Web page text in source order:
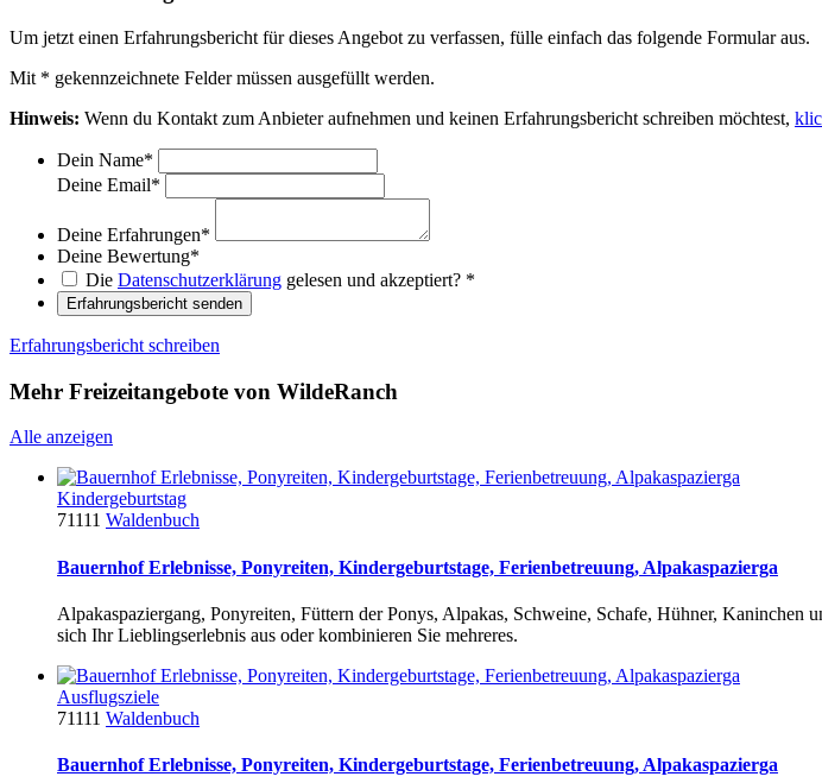
Um jetzt einen Erfahrungsbericht für dieses Angebot zu verfassen, fülle einfach das folgende Formular aus.
Mit * gekennzeichnete Felder müssen ausgefüllt werden.
Hinweis: Wenn du Kontakt zum Anbieter aufnehmen und keinen Erfahrungsbericht schreiben möchtest,
Dein Name*
Deine Email*
Deine Erfahrungen*
Deine Bewertung*
Die Datenschutzerklärung gelesen und akzeptiert? *
Erfahrungsbericht senden
Erfahrungsbericht schreiben
Mehr Freizeitangebote von WildeRanch
Alle anzeigen
Kindergeburtstag
71111 Waldenbuch
Bauernhof Erlebnisse, Ponyreiten, Kindergeburtstage, Ferienbetreuung, Alpakaspazierga
Alpakaspaziergang, Ponyreiten, Füttern der Ponys, Alpakas, Schweine, Schafe, Hühner,
sich Ihr Lieblingserlebnis aus oder kombinieren Sie mehreres.
Ausflugsziele
71111 Waldenbuch
Bauernhof Erlebnisse, Ponyreiten, Kindergeburtstage, Ferienbetreuung, Alpakaspazierga